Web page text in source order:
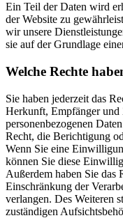
Ein Teil der Daten wird
der Website zu
wir unsere
sie auf der Grundlage
Welche Rechte
Sie haben jederzeit das
Herkunft, Empfänger und
personenbezogenen
Recht, die Berichtigung
Wenn Sie eine
können Sie diese
Außerdem haben Sie das
Einschränkung der
verlangen. Des Weiteren
zuständigen